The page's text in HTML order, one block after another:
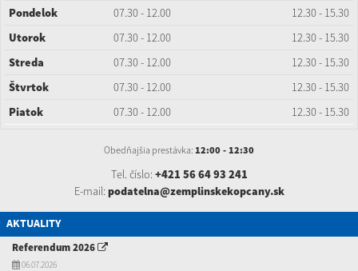
Pondelok 07.30 - 12.00
12.30 - 15.30
Utorok
07.30 - 12.00
12.30 - 15.30
Streda
07.30 - 12.00
12.30 - 15.30
Štvrtok
07.30 - 12.00
12.30 - 15.30
Piatok
07.30 - 12.00 12.30 - 15.30
Obedňajšia prestávka: 12:00 - 12:30
Tel. číslo: +421 56 64 93 241
E-mail: podatelna@zemplinskekopcany.sk
AKTUALITY
Referendum 2026
06.07.2026